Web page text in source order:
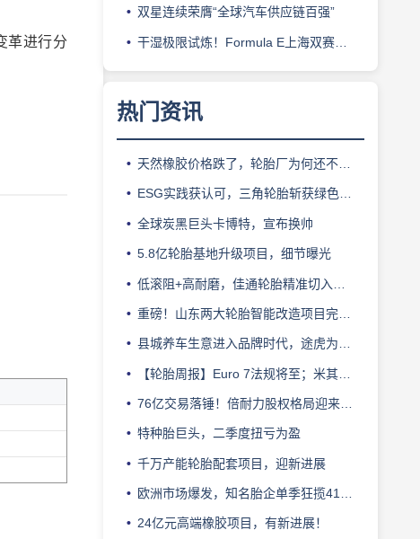
革进行分
双星连续荣膺“全球汽车供应链百强”
干湿极限试炼！Formula E上海双赛见证韩泰iON赛车轮胎硬核实力
热门资讯
天然橡胶价格跌了，轮胎厂为何还不敢“松口气”？
ESG实践获认可，三角轮胎斩获绿色发展典范企业奖
全球炭黑巨头卡博特，宣布换帅
5.8亿轮胎基地升级项目，细节曝光
低滚阻+高耐磨，佳通轮胎精准切入新能源轻卡赛道
重磅！山东两大轮胎智能改造项目完成备案
县城养车生意进入品牌时代，途虎为何此时加码“万镇万店”？
【轮胎周报】Euro 7法规将至；米其林上半年营收超千亿；倍耐力上半年盈利稳增；龙星炭黑斩获欧洲近万吨订单
76亿交易落锤！倍耐力股权格局迎来重塑
特种胎巨头，二季度扭亏为盈
千万产能轮胎配套项目，迎新进展
欧洲市场爆发，知名胎企单季狂揽41亿元
24亿元高端橡胶项目，有新进展！